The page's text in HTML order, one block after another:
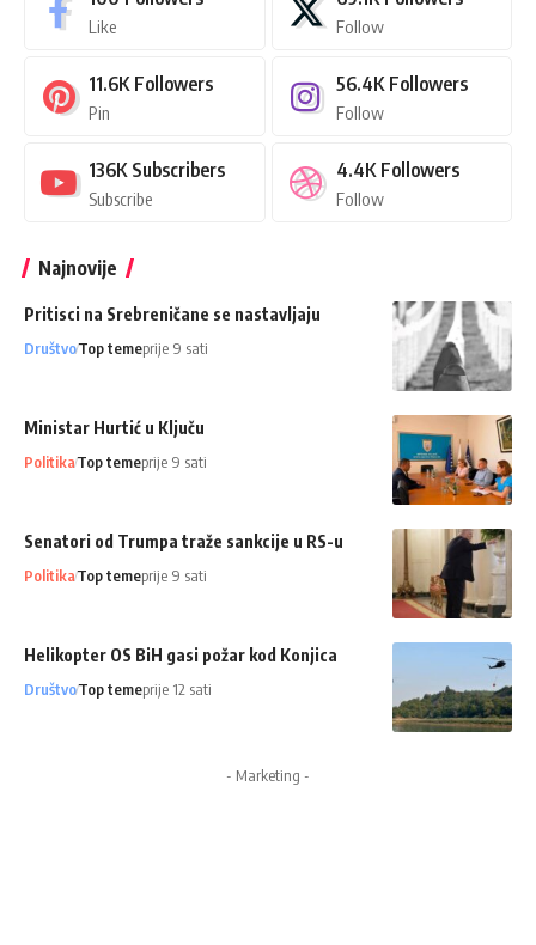
Like Follow
11.6K Followers
Pin
56.4K Followers
Follow
136K Subscribers
Subscribe
4.4K Followers
Follow
Najnovije
Pritisci na Srebreničane se nastavljaju
DruštvoTop temeprije 9 sati
Ministar Hurtić u Ključu
PolitikaTop temeprije 9 sati
Senatori od Trumpa traže sankcije u RS-u
PolitikaTop temeprije 9 sati
Helikopter OS BiH gasi požar kod Konjica
DruštvoTop temeprije 12 sati
- Marketing -